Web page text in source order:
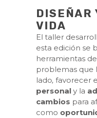
DISEÑAR
VIDA
El taller
esta edición se
herramientas
problemas que
lado, favorecer
personal y la
cambios para
como